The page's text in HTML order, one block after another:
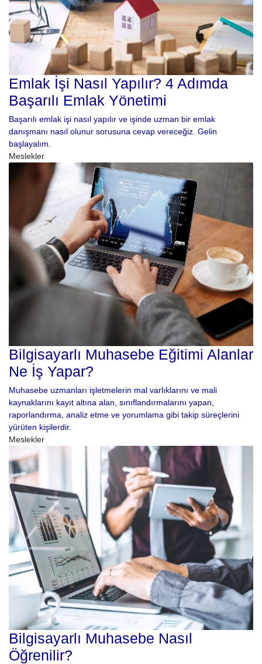
Emlak İşi Nasıl Yapılır? 4 Adımda
Başarılı Emlak Yönetimi
Başarılı emlak işi nasıl yapılır ve işinde uzman bir emlak
danışmanı nasıl olunur sorusuna cevap vereceğiz. Gelin
başlayalım.
Meslekler
Bilgisayarlı Muhasebe Eğitimi Alanlar
Ne İş Yapar?
Muhasebe uzmanları işletmelerin mal varlıklarını ve mali
kaynaklarını kayıt altına alan, sınıflandırmalarını yapan,
raporlandırma, analiz etme ve yorumlama gibi takip süreçlerini
yürüten kişilerdir.
Meslekler
Bilgisayarlı Muhasebe Nasıl
Öğrenilir?